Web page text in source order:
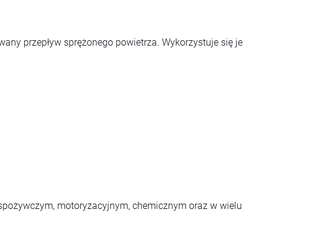
przepływ sprężonego powietrza. Wykorzystuje się je
motoryzacyjnym, chemicznym oraz w wielu